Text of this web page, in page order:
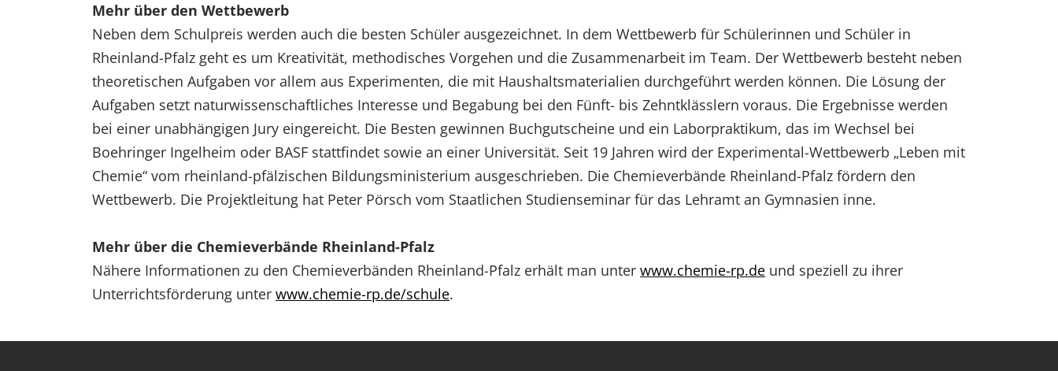
Mehr über den Wettbewerb
Neben dem Schulpreis werden auch die besten Schüler ausgezeichnet. In dem Wettbewerb für Schülerinnen und Schüler in
Rheinland-Pfalz geht es um Kreativität, methodisches Vorgehen und die Zusammenarbeit im Team. Der Wettbewerb besteht neben
theoretischen Aufgaben vor allem aus Experimenten, die mit Haushaltsmaterialien durchgeführt werden können. Die Lösung der
Aufgaben setzt naturwissenschaftliches Interesse und Begabung bei den Fünft- bis Zehntklässlern voraus. Die Ergebnisse werden
bei einer unabhängigen Jury eingereicht. Die Besten gewinnen Buchgutscheine und ein Laborpraktikum, das im Wechsel bei
Boehringer Ingelheim oder BASF stattfindet sowie an einer Universität. Seit 19 Jahren wird der Experimental-Wettbewerb „Leben mit
Chemie“ vom rheinland-pfälzischen Bildungsministerium ausgeschrieben. Die Chemieverbände Rheinland-Pfalz fördern den
Wettbewerb. Die Projektleitung hat Peter Pörsch vom Staatlichen Studienseminar für das Lehramt an Gymnasien inne.
Mehr über die Chemieverbände Rheinland-Pfalz
Nähere Informationen zu den Chemieverbänden Rheinland-Pfalz erhält man unter www.chemie-rp.de und speziell zu ihrer
Unterrichtsförderung unter www.chemie-rp.de/schule.